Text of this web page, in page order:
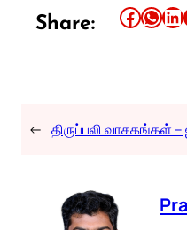
Share: Share this article on Facebook Share this article on WhatsApp Share this article on LinkedIn
← திருப்பலி வாசகங்கள்